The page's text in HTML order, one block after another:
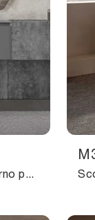
Arreda il bagno di casa moderno perfettamente con M3 System 313, mobili bagno sospesi e accessori in laccato opaco di Baxar.